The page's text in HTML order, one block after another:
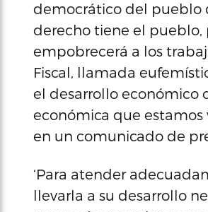
democrático del pueblo
derecho tiene el pueblo,
empobrecerá a los
Fiscal, llamada
el desarrollo económico
económica que estamos
en un comunicado de
‘Para atender
llevarla a su desarrollo